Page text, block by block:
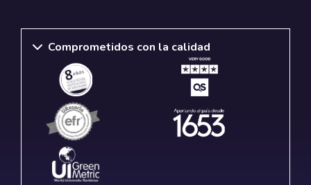
Comprometidos con la calidad